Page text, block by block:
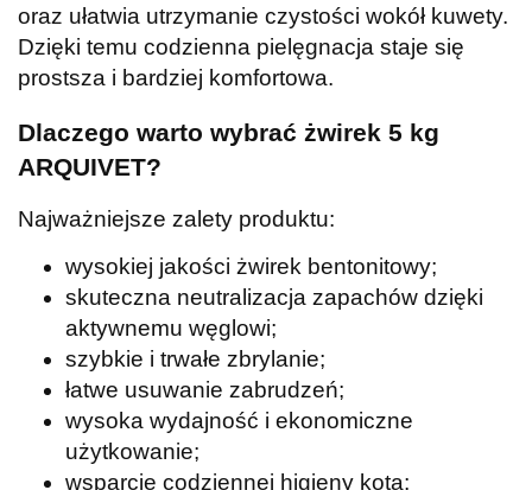
oraz ułatwia utrzymanie czystości wokół kuwety.
Dzięki temu codzienna pielęgnacja staje się
prostsza i bardziej komfortowa.
Dlaczego warto wybrać żwirek 5 kg
ARQUIVET?
Najważniejsze zalety produktu:
wysokiej jakości żwirek bentonitowy;
skuteczna neutralizacja zapachów dzięki
aktywnemu węglowi;
szybkie i trwałe zbrylanie;
łatwe usuwanie zabrudzeń;
wysoka wydajność i ekonomiczne
użytkowanie;
wsparcie codziennej higieny kota;